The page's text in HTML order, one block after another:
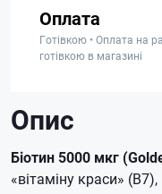
Оплата
Готівкою • Оплата на
готівкою в магазині
Опис
Біотин 5000 мкг
«вітаміну краси»